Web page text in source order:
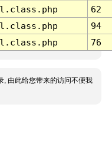
62
94
76
, 由此给您带来的访问不便我